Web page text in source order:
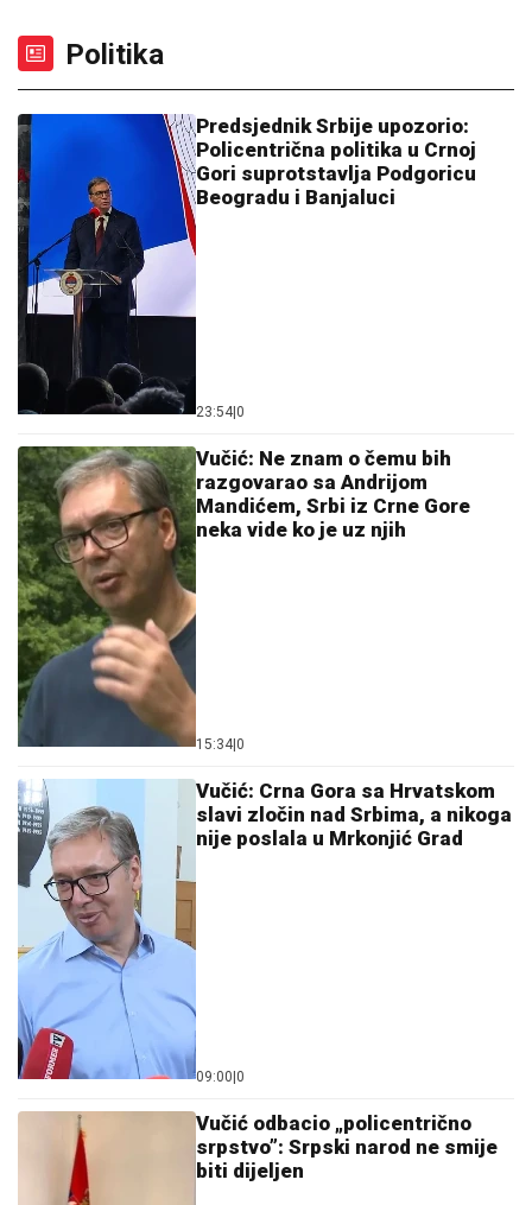
Politika
Predsjednik Srbije upozorio:
Policentrična politika u Crnoj
Gori suprotstavlja Podgoricu
Beogradu i Banjaluci
23:54|0
Vučić: Ne znam o čemu bih
razgovarao sa Andrijom
Mandićem, Srbi iz Crne Gore
neka vide ko je uz njih
15:34|0
Vučić: Crna Gora sa Hrvatskom
slavi zločin nad Srbima, a nikoga
nije poslala u Mrkonjić Grad
09:00|0
Vučić odbacio „policentrično
srpstvo”: Srpski narod ne smije
biti dijeljen